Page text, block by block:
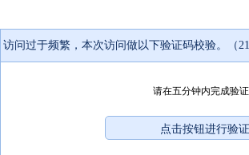
访问过于频繁，本次访问做以下验证码校验。（
请在五分钟内完成验证